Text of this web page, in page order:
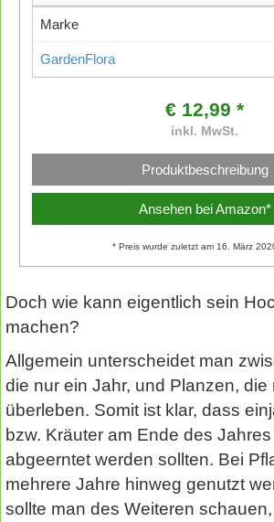
Marke
GardenFlora
€ 12,99 *
inkl. MwSt.
Produktbeschreibung
Ansehen bei Amazon*
* Preis wurde zuletzt am 16. März
Doch wie kann eigentlich sein
machen?
Allgemein unterscheidet man
die nur ein Jahr, und Planzen, die
überleben. Somit ist klar, dass
bzw. Kräuter am Ende des
abgeerntet werden sollten. Bei
mehrere Jahre hinweg genutzt
sollte man des Weiteren